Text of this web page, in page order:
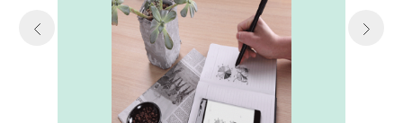
置開發。模組在保持小型化的同時，
延伸了可用物距範圍，使其能在離紙
面更遠的位置仍精確讀取碼點，同時
內建的高幀率SoC，能確保書寫筆跡
的連續與準確。 透過4000A模組能有